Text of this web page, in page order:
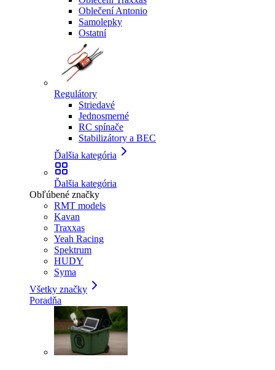
Oblečení Antonio
Samolepky
Ostatní
Regulátory
Striedavé
Jednosmerné
RC spínače
Stabilizátory a BEC
Ďalšia kategória
Ďalšia kategória
Obľúbené značky
RMT models
Kavan
Traxxas
Yeah Racing
Spektrum
HUDY
Syma
Všetky značky
Poradňa